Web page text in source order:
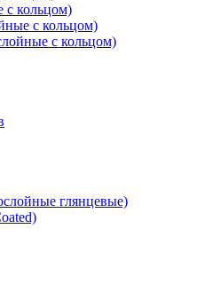
с кольцом)
с кольцом)
с кольцом)
глянцевые)